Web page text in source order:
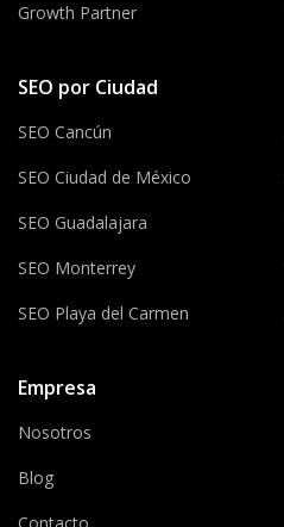
Growth Partner
SEO por Ciudad
SEO Cancún
SEO Ciudad de México
SEO Guadalajara
SEO Monterrey
SEO Playa del Carmen
Empresa
Nosotros
Blog